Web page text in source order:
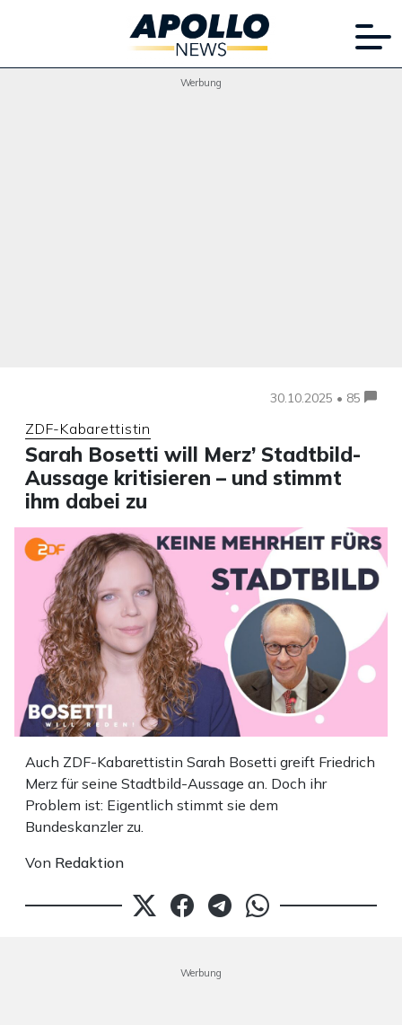
Werbung
30.10.2025 • 85
ZDF-Kabarettistin
Sarah Bosetti will Merz’ Stadtbild-
Aussage kritisieren – und stimmt
ihm dabei zu
Auch ZDF-Kabarettistin Sarah Bosetti greift Friedrich
Merz für seine Stadtbild-Aussage an. Doch ihr
Problem ist: Eigentlich stimmt sie dem
Bundeskanzler zu.
Von Redaktion
Werbung